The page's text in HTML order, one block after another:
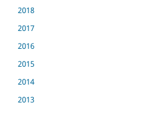
2018
2017
2016
2015
2014
2013